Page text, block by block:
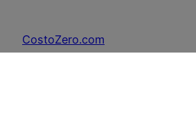
CostoZero.com